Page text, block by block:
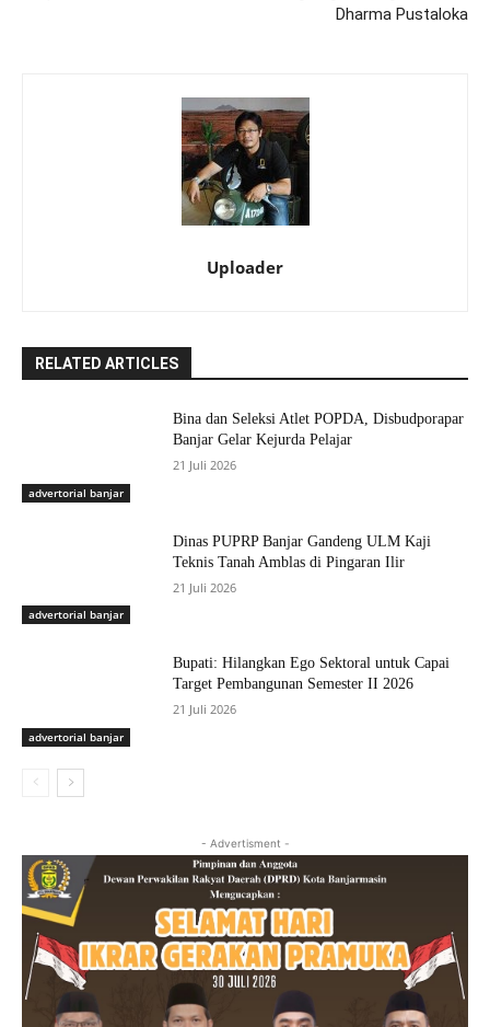
Dharma Pustaloka
Uploader
RELATED ARTICLES
advertorial banjar
Bina dan Seleksi Atlet POPDA, Disbudporapar
Banjar Gelar Kejurda Pelajar
21 Juli 2026
advertorial banjar
Dinas PUPRP Banjar Gandeng ULM Kaji
Teknis Tanah Amblas di Pingaran Ilir
21 Juli 2026
advertorial banjar
Bupati: Hilangkan Ego Sektoral untuk Capai
Target Pembangunan Semester II 2026
21 Juli 2026
- Advertisment -